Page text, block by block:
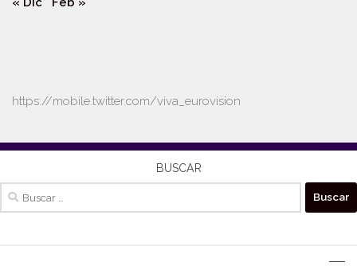
https://mobile.twitter.com/viva_eurovision
BUSCAR